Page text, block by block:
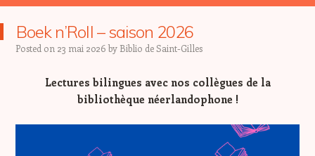
Boek n’Roll – saison 2026
Posted on 23 mai 2026 by Biblio de Saint-Gilles
Lectures bilingues avec nos collègues de la
bibliothèque néerlandophone !